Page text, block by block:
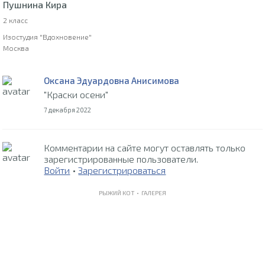
Пушнина Кира
2 класс
Изостудия "Вдохновение"
Москва
Оксана Эдуардовна Анисимова
"Краски осени"
7 декабря 2022
Комментарии на сайте могут оставлять только
зарегистрированные пользователи.
Войти •Зарегистрироваться
РЫЖИЙ КОТ • ГАЛЕРЕЯ